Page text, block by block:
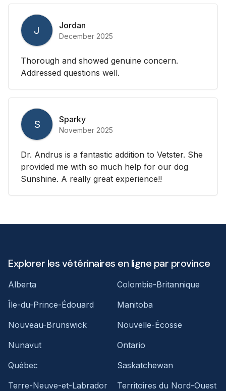
J Jordan
December 2025
Thorough and showed genuine concern.
Addressed questions well.
S Sparky
November 2025
Dr. Andrus is a fantastic addition to Vetster. She
provided me with so much help for our dog
Sunshine. A really great experience!!
Explorer les vétérinaires en ligne par province
Alberta
Colombie-Britannique
Île-du-Prince-Édouard
Manitoba
Nouveau-Brunswick
Nouvelle-Écosse
Nunavut
Ontario
Québec
Saskatchewan
Terre-Neuve-et-Labrador
Territoires du Nord-Ouest